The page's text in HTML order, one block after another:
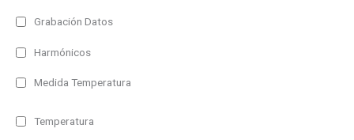
Grabación Datos
Harmónicos
Medida Temperatura
Temperatura